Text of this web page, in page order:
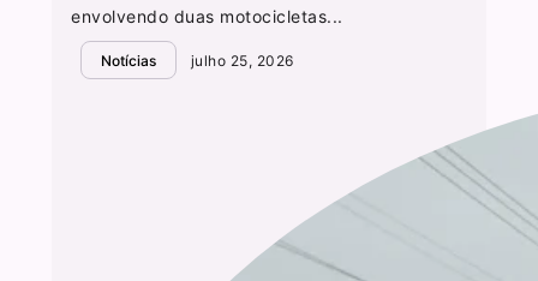
envolvendo duas motocicletas...
Notícias julho 25, 2026